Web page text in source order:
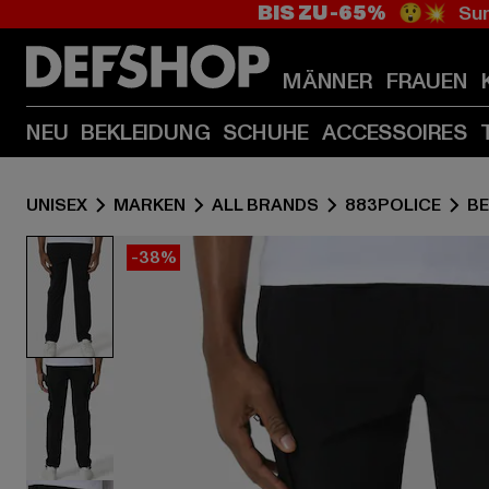
BIS ZU -65% 😲💥
MÄNNER FRAUEN
NEU BEKLEIDUNG SCHUHE ACCESSOIRES
UNISEX MARKEN ALL BRANDS 883POLICE
-38%